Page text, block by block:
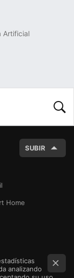
Artificial
SUBIR
Home
analizando